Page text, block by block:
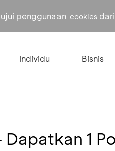
penggunaan cookies
Individu Bisnis
1